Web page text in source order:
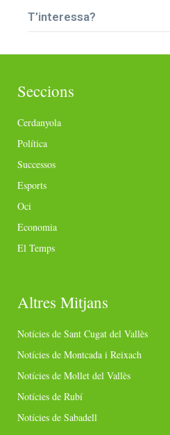
T’interessa?
Seccions
Cerdanyola
Política
Successos
Esports
Oci
Economia
El Temps
Altres Mitjans
Notícies de Sant Cugat del Vallès
Notícies de Montcada i Reixach
Notícies de Mollet del Vallès
Notícies de Rubí
Notícies de Sabadell